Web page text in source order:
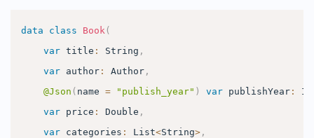
data class Book (
var title : String ,
var author: Author,
@Json ( name = "publish_year" ) var publishYear:
var price : Double ,
var categories : List<String>,